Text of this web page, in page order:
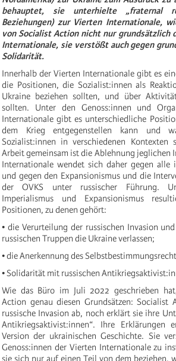
behauptet, sie unterhielte „fraternal
Beziehungen) zur Vierten Internationale,
von Socialist Action nicht nur grundsätzlich
Internationale, sie verstößt auch gegen
Solidarität.
Innerhalb der Vierten Internationale gibt es
die Positionen, die Sozialist:innen als
Ukraine beziehen sollten, und über
sollten. Unter den Genoss:innen und
Internationale gibt es unterschiedliche
dem Krieg entgegenstellen kann und
Sozialist:innen in verschiedenen Kontexten
Arbeit gemeinsam ist die Ablehnung jeglichen
Internationale wendet sich daher gegen alle
und gegen den Expansionismus und die
der OVKS unter russischer Führung.
Imperialismus und Expansionismus
Positionen, zu denen gehört:
• die Verurteilung der russischen Invasion
russischen Truppen die Ukraine verlassen;
• die Anerkennung des
• Solidarität mit russischen
Wie das Büro im Juli 2022 geschrieben
Action genau diesen Grundsätzen: Socialist
russische Invasion ab, noch erklärt sie ihre
Antikriegsaktivist:innen“. Ihre Erklärungen
Version der ukrainischen Geschichte. Sie
Genoss:innen der Vierten Internationale zu
sie sich nur auf einen Teil von dem beziehen,